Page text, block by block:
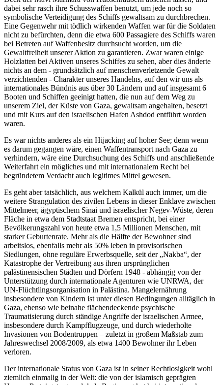
dabei sehr rasch ihre Schusswaffen benutzt, um jede noch so
symbolische Verteidigung des Schiffs gewaltsam zu durchbrechen.
Eine Gegenwehr mit tödlich wirkenden Waffen war für die Soldaten
nicht zu befürchten, denn die etwa 600 Passagiere des Schiffs waren
bei Betreten auf Waffenbesitz durchsucht worden, um die
Gewaltfreiheit unserer Aktion zu garantieren. Zwar waren einige
Holzlatten bei Aktiven unseres Schiffes zu sehen, aber dies änderte
nichts an dem - grundsätzlich auf menschenverletzende Gewalt
verzichtenden - Charakter unseres Handelns, auf den wir uns als
internationales Bündnis aus über 30 Ländern und auf insgesamt 6
Booten und Schiffen geeinigt hatten, die nun auf dem Weg zu
unserem Ziel, der Küste von Gaza, gewaltsam angehalten, besetzt
und mit Kurs auf den israelischen Hafen Ashdod entführt worden
waren.
Es war nichts anderes als ein Hijacking auf hoher See; denn wenn
es darum gegangen wäre, einen Waffentransport nach Gaza zu
verhindern, wäre eine Durchsuchung des Schiffs und anschließende
Weiterfahrt ein mögliches und mit internationalem Recht bei
begründetem Verdacht auch legitimes Mittel gewesen.
Es geht aber tatsächlich, aus welchem Kalkül auch immer, um die
weitere Strangulation des zivilen Lebens in dieser Enklave zwischen
Mittelmeer, ägyptischem Sinai und israelischer Negev-Wüste, deren
Fläche in etwa dem Stadtstaat Bremen entspricht, bei einer
Bevölkerungszahl von heute etwa 1,5 Millionen Menschen, mit
starker Geburtenrate. Mehr als die Hälfte der Bewohner sind
arbeitslos, ebenfalls mehr als 50% leben in provisorischen
Siedlungen, ohne reguläre Erwerbsquelle, seit der „Nakba“, der
Katastrophe der Vertreibung aus ihren ursprünglichen
palästinensischen Städten und Dörfern 1948 - abhängig von der
Unterstützung durch internationale Agenturen wie UNRWA, der
UN-Flüchtlingsorganisation in Palästina. Mangelernährung
insbesondere von Kindern ist unter diesen Bedingungen alltäglich in
Gaza, ebenso wie beinahe flächendeckende psychische
Traumatisierung durch ständige Angriffe der israelischen Armee,
insbesondere durch Kampfflugzeuge, und durch wiederholte
Invasionen von Bodentruppen – zuletzt in großem Maßstab zum
Jahreswechsel 2008/2009, als etwa 1400 Bewohner ihr Leben
verloren.
Der internationale Status von Gaza ist in seiner Rechtlosigkeit wohl
ziemlich einmalig in der Welt: die von der islamisch geprägten